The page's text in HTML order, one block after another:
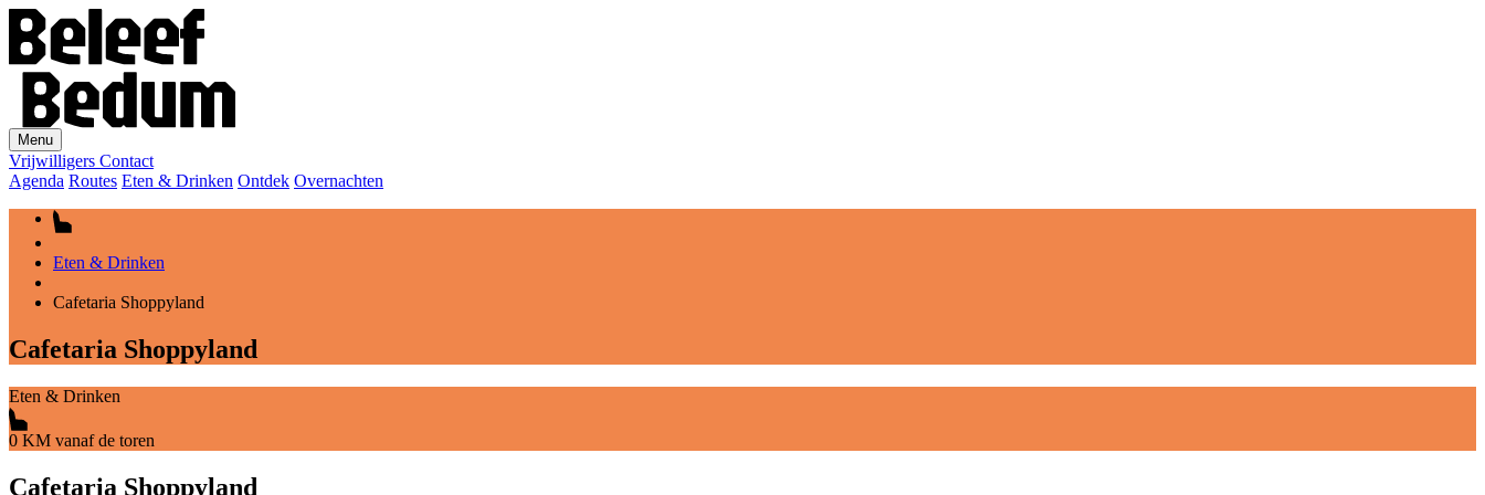
Menu
Vrijwilligers Contact
Agenda Routes Eten & Drinken Ontdek Overnachten
Eten & Drinken
Cafetaria Shoppyland
Cafetaria Shoppyland
Eten & Drinken
0 KM vanaf de toren
Cafetaria Shoppyland